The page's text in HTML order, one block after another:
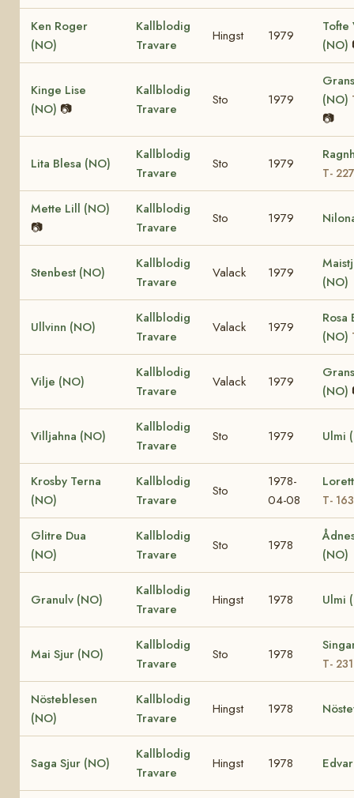
Ken Roger
(NO)
Kallblodig
Travare
Hingst 1979
Tofte
(NO)
Kinge Lise
(NO) 📷
Kallblodig
Travare
Sto 1979
(NO)
📷
Lita Blesa (NO)
Kallblodig
Travare
Sto 1979
T-
Mette Lill (NO)
📷
Kallblodig
Travare
Sto 1979
Stenbest (NO)
Kallblodig
Travare
Valack 1979
(NO)
Ullvinn (NO)
Kallblodig
Travare
Valack 1979
Rosa
(NO)
Vilje (NO)
Kallblodig
Travare
Valack 1979
(NO)
Villjahna (NO)
Kallblodig
Travare
Sto 1979 Ulmi
Krosby Terna
(NO)
Kallblodig
Travare
Sto
1978-
04-08
T-
Glitre Dua
(NO)
Kallblodig
Travare
Sto 1978
(NO)
Granulv (NO)
Kallblodig
Travare
Hingst 1978 Ulmi
Mai Sjur (NO)
Kallblodig
Travare
Sto 1978
T-
Nösteblesen
(NO)
Kallblodig
Travare
Hingst 1978
Saga Sjur (NO)
Kallblodig
Travare
Hingst 1978